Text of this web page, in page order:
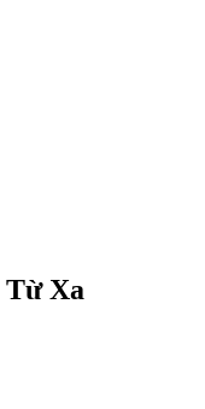
Xa